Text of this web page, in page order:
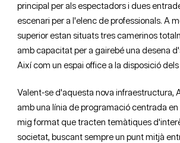
principal per als espectadors i dues
escenari per a l'elenc de professionals. A
superior estan situats tres camerinos
amb capacitat per a gairebé una desena
Així com un espai office a la disposició dels
Valent-se d'aquesta nova infraestructura,
amb una línia de programació centrada
mig format que tracten temàtiques
societat, buscant sempre un punt mitjà